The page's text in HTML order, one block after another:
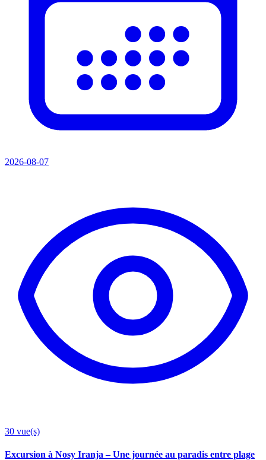
2026-08-07
30 vue(s)
Excursion à Nosy Iranja – Une journée au paradis entre plage